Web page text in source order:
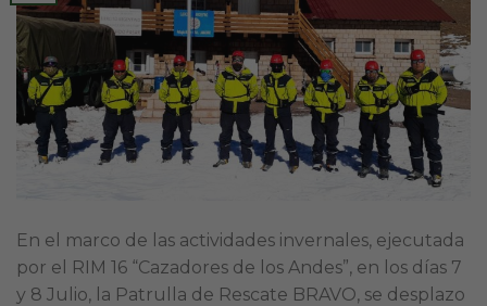
En el marco de las actividades invernales, ejecutada
por el RIM 16 “Cazadores de los Andes”, en los días 7
y 8 Julio, la Patrulla de Rescate BRAVO, se desplazo